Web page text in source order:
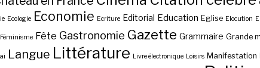
Ecologie Economie Ecriture Editorial Education Eglise Elocution
Féminisme Fête Gastronomie Gazette Grammaire Grande
Langue Littérature Livre électronique Loisirs Manifestation